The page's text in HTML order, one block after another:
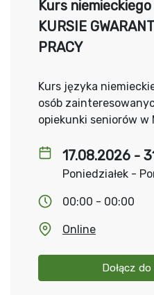
17.08.2026 -
Poniedziałek -
00:00 - 00:00
Online
Dołącz
Kurs
KURSIE
PRACY
Kurs języka
osób
opiekunki seniorów w